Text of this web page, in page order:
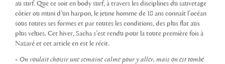
au surf. Que ce soit en body surf, à travers les disciplines du sauvetage
côtier ou muni d’un harpon, le jeune homme de 18 ans connaît l’océan
sous toutes ses formes et par toutes les conditions, des plus flat aux
plus velues. Cet hiver, Sacha s’est rendu pour la toute première fois à
Nazaré et cet article en est le récit.
« On voulait choisir une semaine calme pour y aller, mais on est tombé